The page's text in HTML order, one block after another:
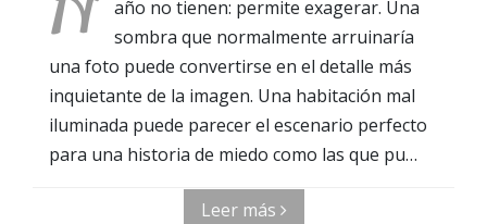
año no tienen: permite exagerar. Una
sombra que normalmente arruinaría
una foto puede convertirse en el detalle más
inquietante de la imagen. Una habitación mal
iluminada puede parecer el escenario perfecto
para una historia de miedo como las que pu…
Leer más